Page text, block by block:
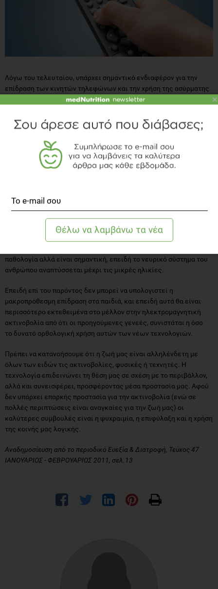
Λόγω του τελευταίου, υπάρχει σημαντικό ενδιαφέρον για την
επίδραση των κινητών τηλεφώνων και την χρήση της ασύρματης
τεχνολογίας (από τα τηλεκοντρόλ έως την ασύρματη
έχουν ενοχοποιηθεί για αυξημένη επίπτωση αυτισμού σε βρέφη,
ενώ σε κατοίκους πλησίον κεραιών αναμετάδοσης, έχει
διαπιστωθεί η επίδραση στη φάση RΕM του ύπνου (επηρεάζοντας
τη μνήμη) και μείωση της παραγωγής μελανίνης (η οποία ρυθμίζει
επιπλέον τον ημερήσιο βιολογικό κύκλο) με πολλαπλασιασμό των
Έως τώρα δεν υπάρχει επαρκής επιστημονική απόδειξη των
μηχανισμών λειτουργίας των βιολογικών επιδράσεων από τα
ηλεκτρομαγνητικά πεδία στους ανθρώπους και τα πειραματόζωα.
Η μόνη επιβεβαιωμένη επίδραση των πεδίων αυτών στο νευρικό
παθολογία αλλά είναι σημαντική, επειδή το νευρικό σύστημα του
ανθρώπου αναπτύσσεται μέχρι τις μικρές ηλικίες.
Επειδή επί του παρόντος δεν μπορεί να υπολογιστεί η
μακροπρόθεσμη επίδραση στα παιδιά, και επειδή αυτά θα είναι
περισσότερο εκτεθειμένα στο μέλλον στην ηλεκτρομαγνητική
ακτινοβολία από ότι οι προηγούμενες γενεές, συνιστάται η όσο
το δυνατό ορθολογική χρήση αυτών των νέων τεχνολογιών.
Πρέπει να κατανοήσουμε ότι η ζωή μας είναι αλληλένδετη με
όλων των ειδών τις ακτινοβολίες, φυσικές ή τεχνητές. Η
τεχνολογία επιδεινώνει τη θέση μας σε σχέση με το περιβάλλον,
αλλά και συνεισφέρει, προσφέροντας μέσα προστασία μας. Αφού
δεν υπάρχει επαρκής προστασία για την ακτινοβολία (ενώ σε
πολλές περιπτώσεις είναι αναγκαίες για την ζωή μας) οι
καλύτερες συμβουλές είναι η ψυχραιμία, η επιφύλαξη και η χρήση
της κοινής μας λογικής.
Αναδημοσίευση από το περιοδικό Ευεξία & Διατροφή, Τεύχος 47
ΙΑΝΟΥΑΡΙΟΣ - ΦΕΒΡΟΥΑΡΙΟΣ 2011, σελ.13
×